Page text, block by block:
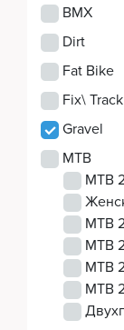
Запчасти
BMX
Dirt
Fat Bike
Fix\ Track
Gravel
MTB
MTB
MTB
MTB
MTB
MTB